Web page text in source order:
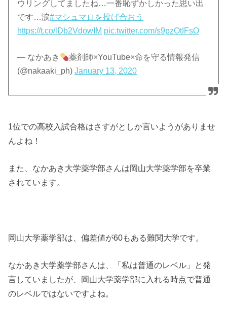
ウリングしてましたね…一番恥ずかしかった思い出
です…涙#マシュマロを投げ合おう
https://t.co/lDb2VdowIM pic.twitter.com/s9pzOtIFsO
— なかあき
薬剤師×YouTube×命を守る情報発信
(@nakaaki_ph)January 13, 2020
1位での高校入試合格はさすがとしか言いようがありませ
んよね！
また、なかあき大学薬学部さんは岡山大学薬学部を卒業
されています。
岡山大学薬学部は、偏差値が60もある難関大学です。
なかあき大学薬学部さんは、「私は普通のレベル」と発
言していましたが、岡山大学薬学部に入れる時点で普通
のレベルではないですよね。